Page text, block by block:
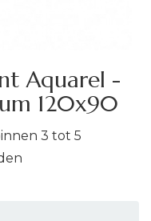
Aquarel -
120x90
3 tot 5